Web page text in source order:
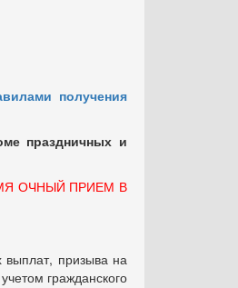
получения
праздничных и
ОЧНЫЙ ПРИЕМ В
выплат, призыва на
гражданского